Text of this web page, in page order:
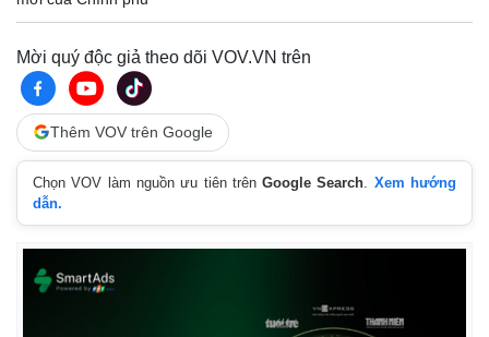
Mời quý độc giả theo dõi VOV.VN trên
Thêm VOV trên Google
Chọn VOV làm nguồn ưu tiên trênGoogle Search
Xem hướng
dẫn.